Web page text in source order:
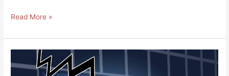
Read More »
se